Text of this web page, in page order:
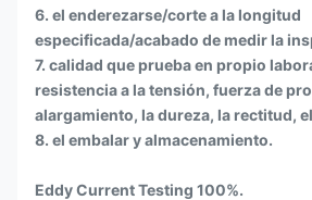
6. el enderezarse/corte a la longitud
especificada/acabado de medir la
7. calidad que prueba en propio
resistencia a la tensión, fuerza de
alargamiento, la dureza, la rectitud,
8. el embalar y almacenamiento.
Eddy Current Testing 100%.